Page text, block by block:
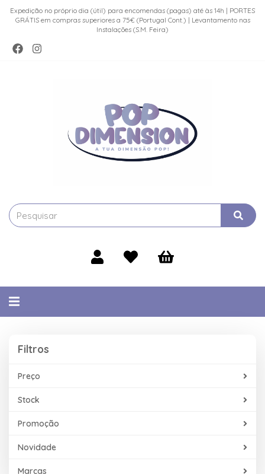
Expedição no próprio dia (útil) para encomendas (pagas) até às 14h | PORTES
GRÁTIS em compras superiores a 75€ (Portugal Cont.) | Levantamento nas
Instalações (S.M. Feira)
Alternar
Filtros
Preço
Stock
Promoção
Novidade
Marcas